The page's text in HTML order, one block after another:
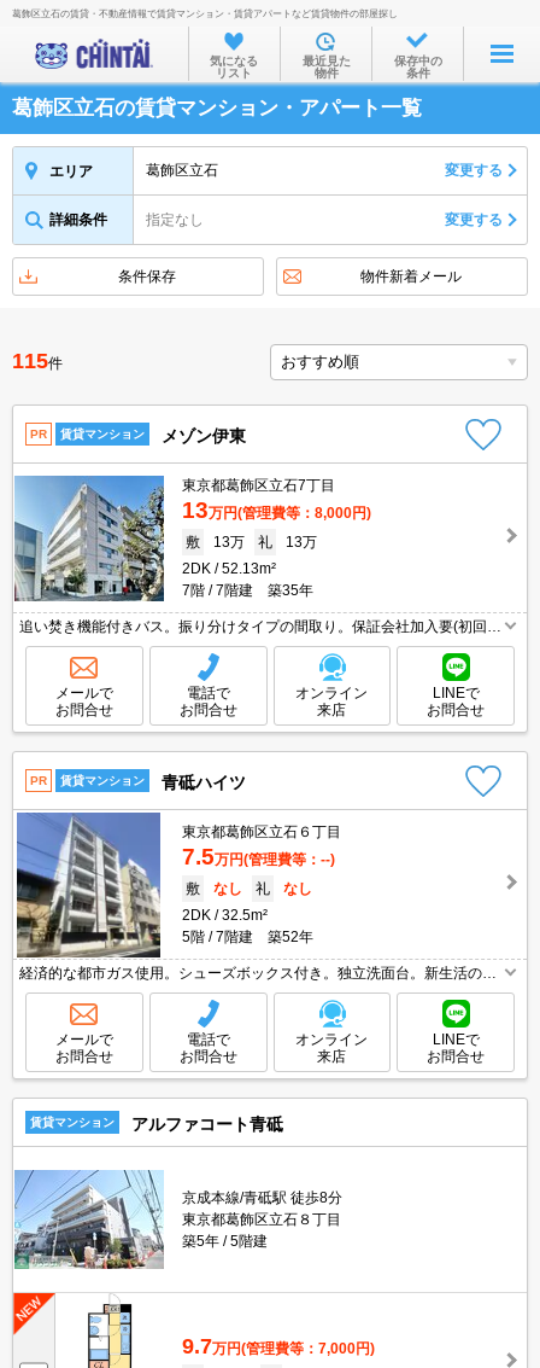
お部屋を探す
沿線・駅から
住所から
物件特集から
不動産会社から
TOP
葛飾区立石の賃貸・不動産情報で賃貸マンション・賃貸アパートなど賃貸物件の部屋探し
気になる
リスト
最近見た
物件
保存中の
条件
葛飾区立石の賃貸マンション・アパート一覧
エリア 葛飾区立石 変更する
詳細条件 指定なし 変更する
条件保存 物件新着メール
115件
PR 賃貸マンション メゾン伊東
東京都葛飾区立石7丁目
13万円(管理費等：8,000円)
敷
13万 礼
13万
2DK
52.13m²
7階
7階建 築35年
追い焚き機能付きバス。振り分けタイプの間取り。保証会社加入要(初回、
月額総支払額の50%、更新料10,000円/年)。バス・トイレ別。仲介手数料
家賃の0.55ヵ月分。内見予約受付中。
メールで
お問合せ
電話で
お問合せ
オンライン
来店
LINEで
お問合せ
PR 賃貸マンション 青砥ハイツ
東京都葛飾区立石６丁目
7.5万円(管理費等：--)
敷
なし 礼
なし
2DK
32.5m²
5階
7階建 築52年
経済的な都市ガス使用。シューズボックス付き。独立洗面台。新生活のス
タートはここから。事務所応相談。仲介手数料家賃の0.55ヶ月分。保証会
社要(初回月総額50％、500円/月、更新料10,000円)。
メールで
お問合せ
電話で
お問合せ
オンライン
来店
LINEで
お問合せ
賃貸マンション アルファコート青砥
京成本線/青砥駅 徒歩8分
東京都葛飾区立石８丁目
築5年
5階建
9.7万円(管理費等：7,000円)